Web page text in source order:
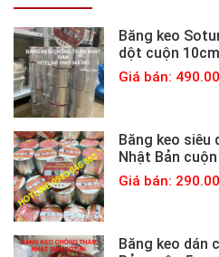
Băng keo
dột cuộn
Giá bán:
Băng keo siêu
Nhật Bản
Giá bán:
Băng keo dán